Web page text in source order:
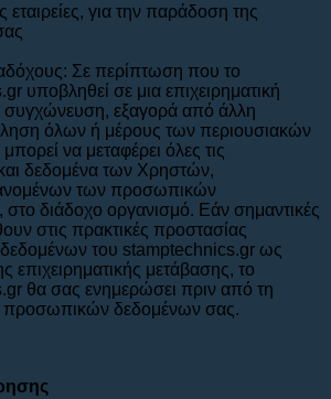
εταιρείες, για την παράδοση της
Σε περίπτωση που το
υποβληθεί σε μια επιχειρηματική
εξαγορά από άλλη
όλων ή μέρους των περιουσιακών
να μεταφέρει όλες τις
δεδομένα των Χρηστών,
των προσωπικών
διάδοχο οργανισμό. Εάν σημαντικές
στις πρακτικές προστασίας
του stamptechnics.gr ως
επιχειρηματικής μετάβασης, το
θα σας ενημερώσει πριν από τη
προσωπικών δεδομένων σας.